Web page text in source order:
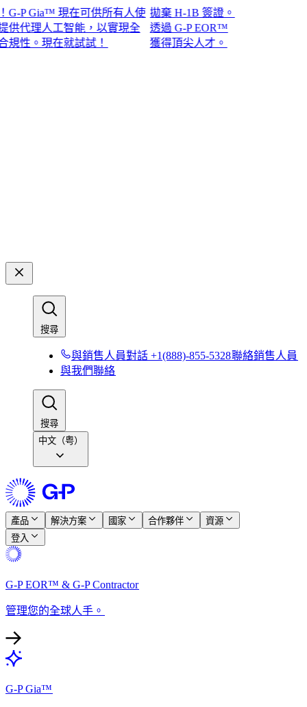
Gia™ 現在可供所有人使
理人工智能，以實現全
。現在就試試！​​
拋棄 H-1B 簽證。
透過 G-P EOR™
獲得頂尖人才。​​
搜尋​​
與銷售人員對話 +1(888)-855-5328​​聯絡銷售人員​​
與我們聯絡​​
搜尋​​
中文（粤）
產品​​ 解決方案​​ 國家​​ 合作夥伴​​
資源​​
登入​​
G-P EOR™ & G-P Contractor​​
管理您的全球人手。​​
G-P Gia™​​